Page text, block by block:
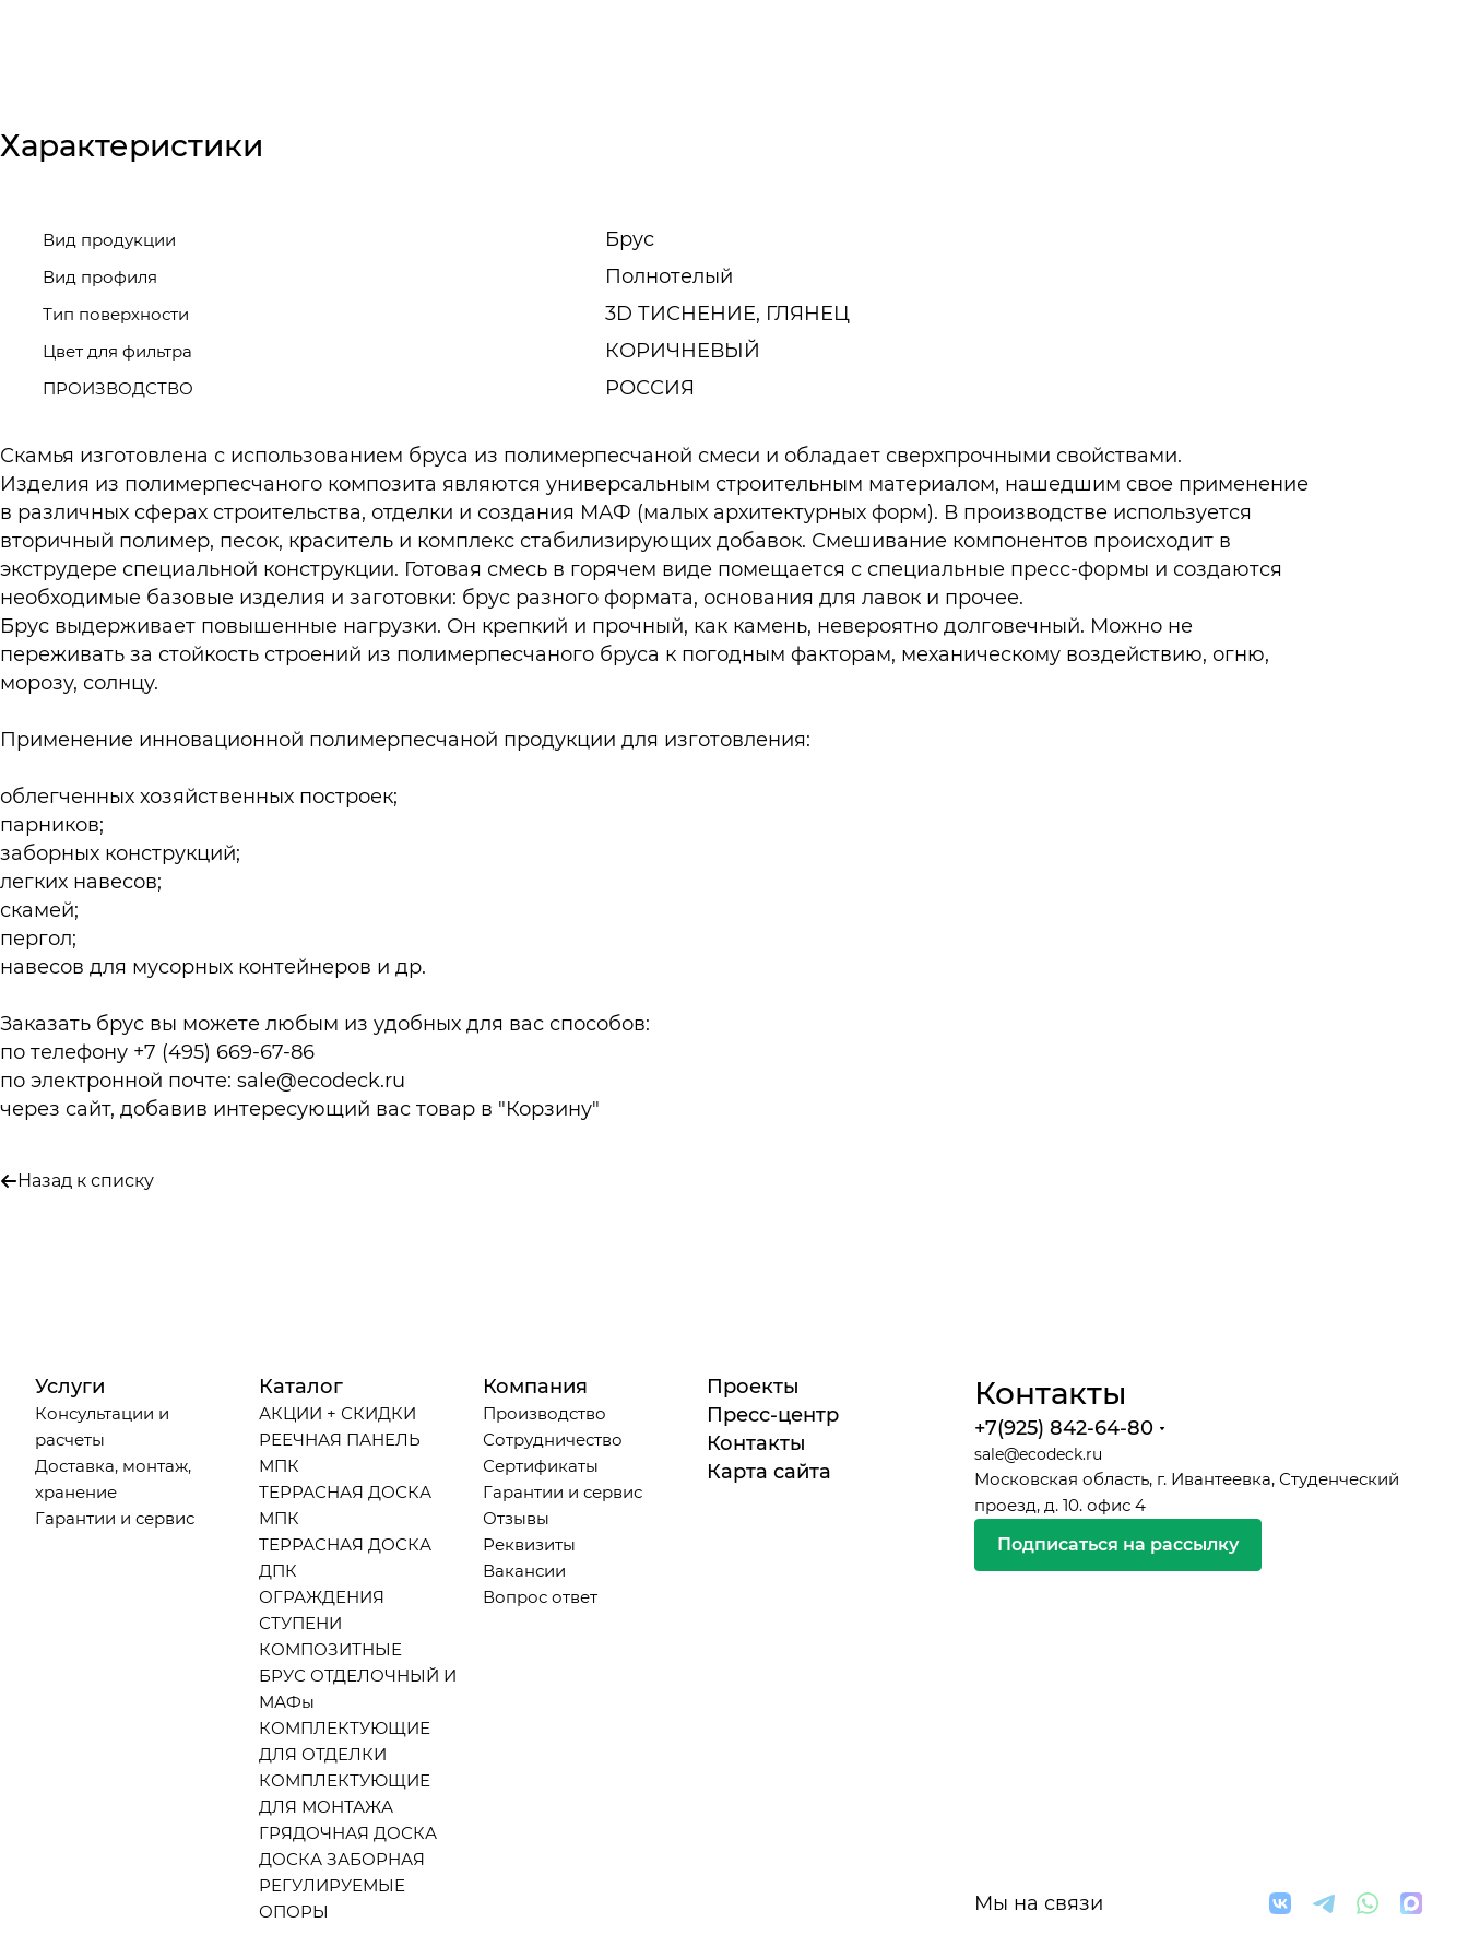
Характеристики
Вид продукции Брус
Вид профиля Полнотелый
Тип поверхности 3D ТИСНЕНИЕ, ГЛЯНЕЦ
Цвет для фильтра КОРИЧНЕВЫЙ
ПРОИЗВОДСТВО РОССИЯ
Скамья изготовлена с использованием бруса из полимерпесчаной смеси и обладает сверхпрочными свойствами.
Изделия из полимерпесчаного композита являются универсальным строительным материалом, нашедшим свое применение
в различных сферах строительства, отделки и создания МАФ (малых архитектурных форм). В производстве используется
вторичный полимер, песок, краситель и комплекс стабилизирующих добавок. Смешивание компонентов происходит в
экструдере специальной конструкции. Готовая смесь в горячем виде помещается с специальные пресс-формы и создаются
необходимые базовые изделия и заготовки: брус разного формата, основания для лавок и прочее.
Брус выдерживает повышенные нагрузки. Он крепкий и прочный, как камень, невероятно долговечный. Можно не
переживать за стойкость строений из полимерпесчаного бруса к погодным факторам, механическому воздействию, огню,
морозу, солнцу.
Применение инновационной полимерпесчаной продукции для изготовления:
облегченных хозяйственных построек;
парников;
заборных конструкций;
легких навесов;
скамей;
пергол;
навесов для мусорных контейнеров и др.
Заказать брус вы можете любым из удобных для вас способов:
по телефону +7 (495) 669-67-86
по электронной почте: sale@ecodeck.ru
через сайт, добавив интересующий вас товар в "Корзину"
Назад к списку
Услуги
Консультации и
расчеты
Доставка, монтаж,
хранение
Гарантии и сервис
Каталог
АКЦИИ + СКИДКИ
РЕЕЧНАЯ ПАНЕЛЬ
МПК
ТЕРРАСНАЯ ДОСКА
МПК
ТЕРРАСНАЯ ДОСКА
ДПК
ОГРАЖДЕНИЯ
СТУПЕНИ
КОМПОЗИТНЫЕ
БРУС ОТДЕЛОЧНЫЙ И
МАФы
КОМПЛЕКТУЮЩИЕ
ДЛЯ ОТДЕЛКИ
КОМПЛЕКТУЮЩИЕ
ДЛЯ МОНТАЖА
ГРЯДОЧНАЯ ДОСКА
ДОСКА ЗАБОРНАЯ
РЕГУЛИРУЕМЫЕ
ОПОРЫ
Компания
Производство
Сотрудничество
Сертификаты
Гарантии и сервис
Отзывы
Реквизиты
Вакансии
Вопрос ответ
Проекты
Пресс-центр
Контакты
Карта сайта
Контакты
+7(925) 842-64-80
sale@ecodeck.ru
Московская область, г. Ивантеевка, Студенческий
проезд, д. 10. офис 4
Подписаться на рассылку
Мы на связи